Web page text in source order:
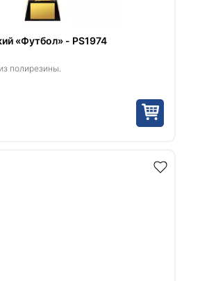
«Футбол» - PS1974
полирезины.